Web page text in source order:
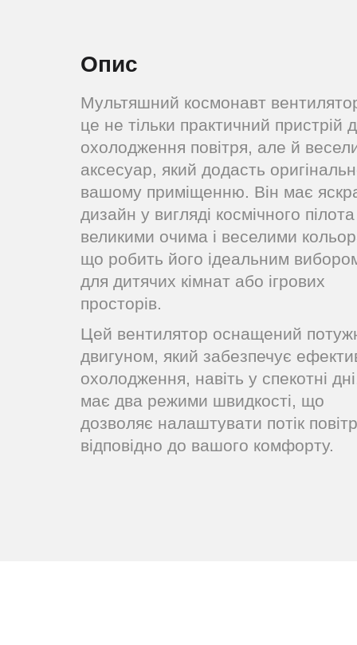
Опис
Мультяшний космонавт
це не тільки практичний пристрій
охолодження повітря, але й
аксесуар, який додасть
вашому приміщенню. Він має
дизайн у вигляді космічного
великими очима і веселими
що робить його ідеальним
для дитячих кімнат або ігрових
просторів.
Цей вентилятор оснащений
двигуном, який забезпечує
охолодження, навіть у спекотні
має два режими швидкості, що
дозволяє налаштувати потік
відповідно до вашого комфорту.